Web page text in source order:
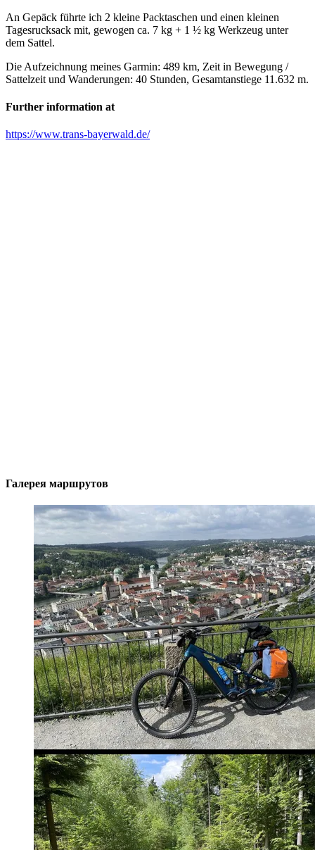
An Gepäck führte ich 2 kleine Packtaschen und einen kleinen
Tagesrucksack mit, gewogen ca. 7 kg + 1 ½ kg Werkzeug unter
dem Sattel.
Die Aufzeichnung meines Garmin: 489 km, Zeit in Bewegung /
Sattelzeit und Wanderungen: 40 Stunden, Gesamtanstiege 11.632 m.
Further information at
https://www.trans-bayerwald.de/
Галерея маршрутов